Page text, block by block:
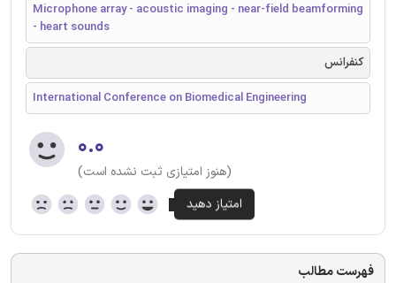
Microphone array - acoustic imaging - near-field beamforming
- heart sounds
کنفرانس
International Conference on Biomedical Engineering
۰.۰
(هنوز امتیازی ثبت نشده است)
فهرست مطالب